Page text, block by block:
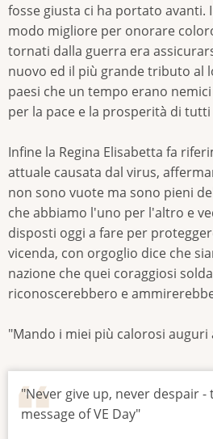
fosse giusta ci ha portato avanti.
modo migliore per onorare
tornati dalla guerra era
nuovo ed il più grande tributo al
paesi che un tempo erano
per la pace e la prosperità di tutti
Infine la Regina Elisabetta fa
attuale causata dal virus,
non sono vuote ma sono pieni
che abbiamo l'uno per l'altro e
disposti oggi a fare per
vicenda, con orgoglio dice che
nazione che quei coraggiosi
riconoscerebbero e
"Mando i miei più calorosi
"Never give up, never despair -
message of VE Day"